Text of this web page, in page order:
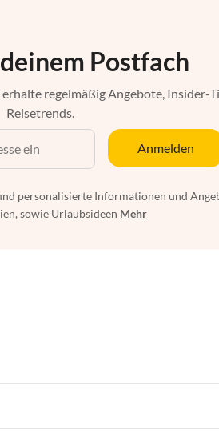
Postfach
regelmäßig Angebote, Insider-
Reisetrends.
Anmelden
personalisierte Informationen und
sowie Urlaubsideen Mehr